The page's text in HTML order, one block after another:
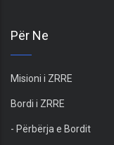
Për Ne
Misioni i ZRRE
Bordi i ZRRE
- Përbërja e Bordit